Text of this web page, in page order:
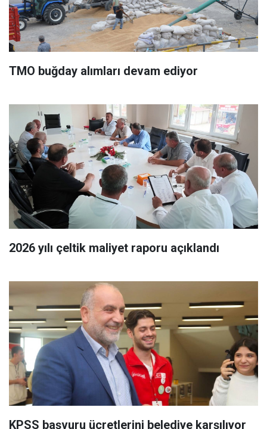
TMO buğday alımları devam ediyor
2026 yılı çeltik maliyet raporu açıklandı
KPSS başvuru ücretlerini belediye karşılıyor